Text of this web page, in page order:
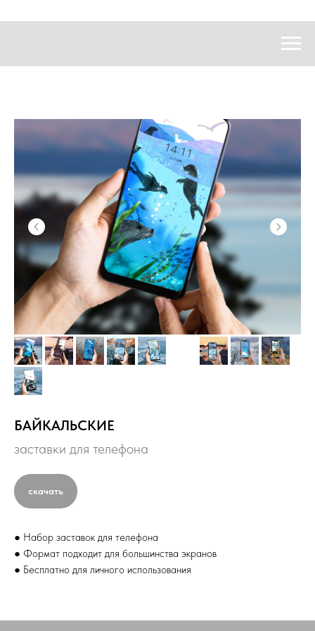
БАЙКАЛЬСКИЕ
заставки для телефона
скачать
● Набор заставок для телефона
● Формат подходит для большинства экранов
● Бесплатно для личного использования